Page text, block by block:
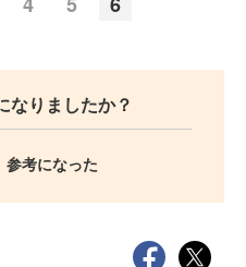
なりましたか？
参考になった